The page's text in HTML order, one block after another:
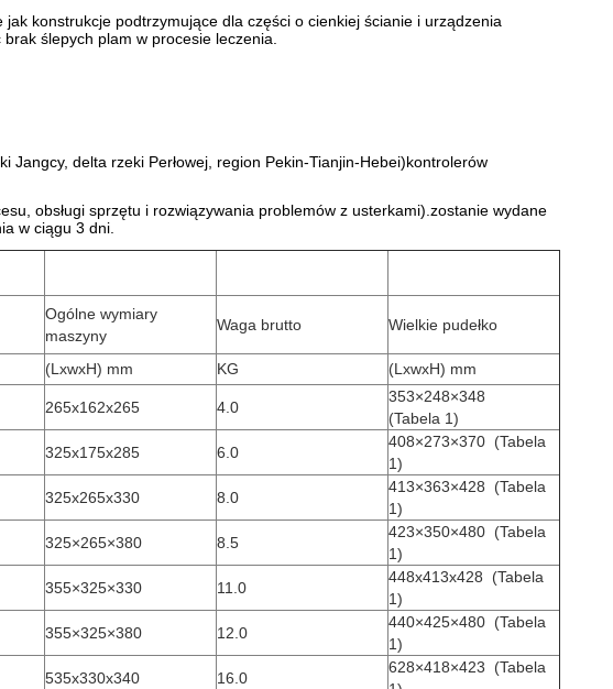
konstrukcje podtrzymujące dla części o cienkiej ścianie i urządzenia
ślepych plam w procesie leczenia.
Jangcy, delta rzeki Perłowej, region Pekin-Tianjin-Hebei)kontrolerów
obsługi sprzętu i rozwiązywania problemów z usterkami).zostanie wydane
w ciągu 3 dni.
Ogólne wymiary
maszyny
Waga brutto Wielkie pudełko
(LxwxH) mm KG (LxwxH) mm
265x162x265 4.0
353×248×348
(Tabela 1)
325x175x285 6.0
408×273×370 (Tabela
1)
325x265x330 8.0
413×363×428
(Tabela
1)
325×265×380 8.5
423×350×480 (Tabela
1)
355×325×330 11.0
448x413x428
(Tabela
1)
355×325×380 12.0
440×425×480 (Tabela
1)
535x330x340 16.0
628×418×423
(Tabela